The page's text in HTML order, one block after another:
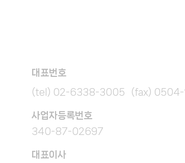
대표번호
(tel) 02-6338-3005 (fax) 0504-
​사업자등록번호
340-87-02697
대표이사